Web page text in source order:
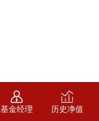
基金经理 历史净值